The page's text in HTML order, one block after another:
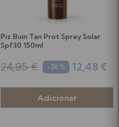
Piz Buin Tan Prot Spray Solar
Spf30 150ml
24,95 € -50 % 12,48 €